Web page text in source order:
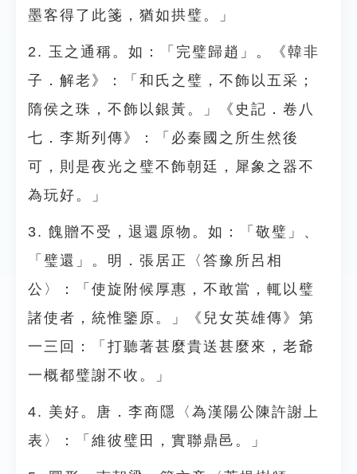
墨客得了此箋，猶如拱璧。」
2. 玉之通稱。如：「完璧歸趙」。《韓非
子．解老》：「和氏之璧，不飾以五采；
隋侯之珠，不飾以銀黃。」《史記．卷八
七．李斯列傳》：「必秦國之所生然後
可，則是夜光之璧不飾朝廷，犀象之器不
為玩好。」
3. 餽贈不受，退還原物。如：「敬璧」、
「璧還」。明．張居正〈答豫所呂相
公〉：「使旋附候厚惠，不敢當，輒以璧
諸使者，統惟鑒原。」《兒女英雄傳》第
一三回：「打聽著甚麼貴送甚麼來，老爺
一概都璧謝不收。」
4. 美好。唐．李商隱〈為漢陽公陳許謝上
表〉：「維彼璧田，實聯鼎邑。」